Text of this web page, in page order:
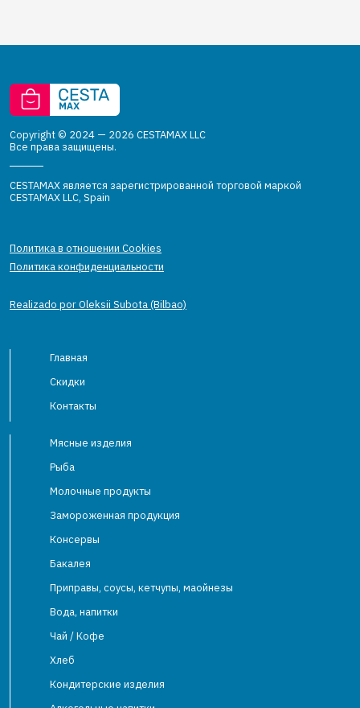
Copyright © 2024 — 2026 CESTAMAX LLC
Все права защищены.
CESTAMAX является зарегистрированной торговой маркой
CESTAMAX LLC, Spain
Политика в отношении Cookies
Политика конфиденциальности
Realizado por Oleksii Subota (Bilbao)
Главная
Скидки
Контакты
Мясные изделия
Рыба
Молочные продукты
Замороженная продукция
Консервы
Бакалея
Приправы, соусы, кетчупы, маойнезы
Вода, напитки
Чай / Кофе
Хлеб
Кондитерские изделия